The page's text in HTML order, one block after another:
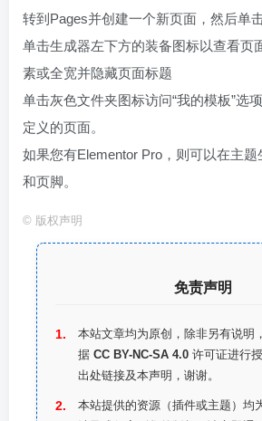
转到Pages并创建一个新页面，然后单
单击生成器左下方的装备图标以查看页
素或全宽并隐藏页面标题
单击灰色文件夹图标访问“我的模板”选
定义的页面。
如果您有Elementor Pro，则可以在主
和页脚。
© 版权声明
免责声明
本站文章均为原创，除非另有说明
据 CC BY-NC-SA 4.0 许可证进行
出处链接及本声明，谢谢。
本站提供的资源（插件或主题）均